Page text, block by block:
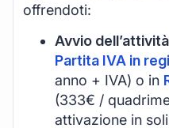
offrendoti:
Avvio dell’attività
Partita IVA in
anno + IVA) o in
(333€ /
attivazione in